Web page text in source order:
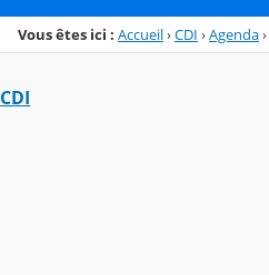
Vous êtes ici : Accueil›CDI ›Agenda›
CDI